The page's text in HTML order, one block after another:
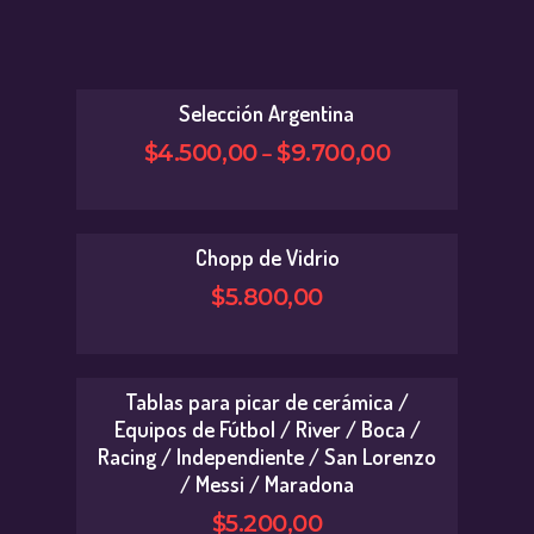
Selección Argentina
$4.500,00– $9.700,00
Chopp de Vidrio
$5.800,00
Tablas para picar de cerámica /
Equipos de Fútbol / River / Boca /
Racing / Independiente / San Lorenzo
/ Messi / Maradona
$5.200,00